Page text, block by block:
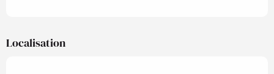
Localisation